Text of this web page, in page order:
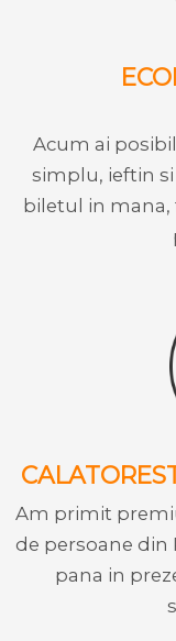
Acum ai
simplu, ieftin
biletul in mana,
Am primit
de persoane din
pana in